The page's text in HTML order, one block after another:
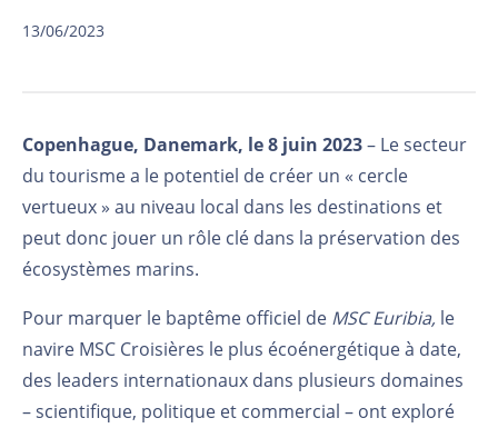
13/06/2023
Copenhague, Danemark, le 8 juin 2023– Le secteur
du tourisme a le potentiel de créer un « cercle
vertueux » au niveau local dans les destinations et
peut donc jouer un rôle clé dans la préservation des
écosystèmes marins.
Pour marquer le baptême officiel de MSC Euribia, le
navire MSC Croisières le plus écoénergétique à date,
des leaders internationaux dans plusieurs domaines
– scientifique, politique et commercial – ont exploré